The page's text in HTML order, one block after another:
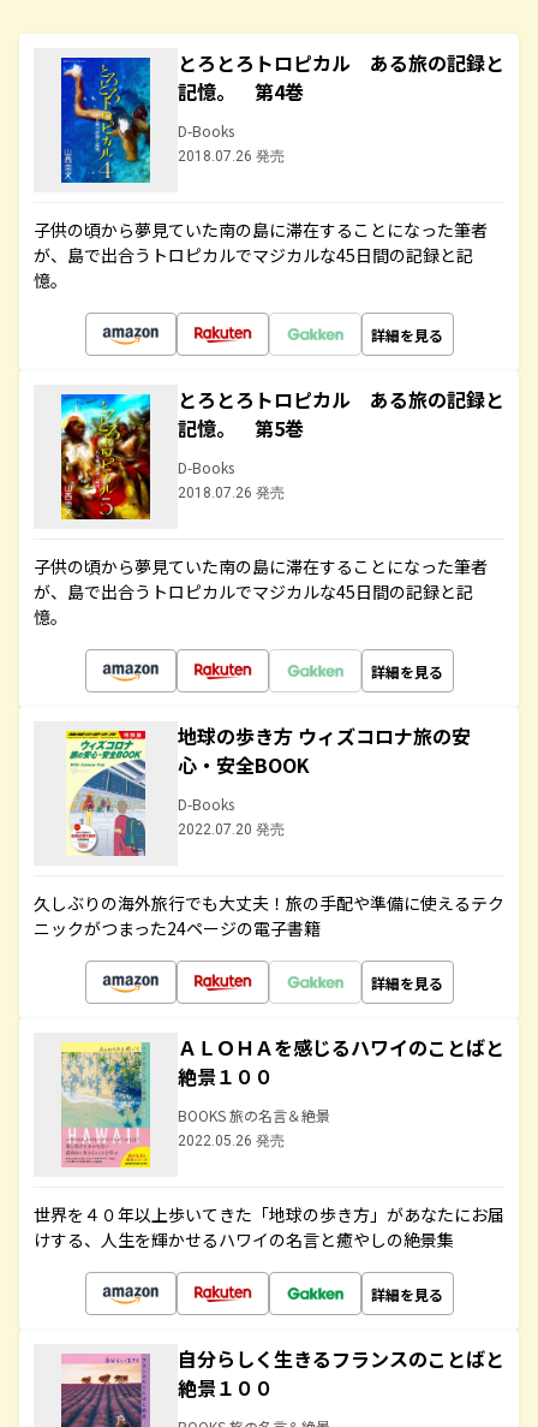
とろとろトロピカル ある旅の記録と
記憶。 第4巻
D-Books
2018.07.26 発売
子供の頃から夢見ていた南の島に滞在することになった筆者
が、島で出合うトロピカルでマジカルな45日間の記録と記
憶。
詳細を見る
とろとろトロピカル ある旅の記録と
記憶。 第5巻
D-Books
2018.07.26 発売
子供の頃から夢見ていた南の島に滞在することになった筆者
が、島で出合うトロピカルでマジカルな45日間の記録と記
憶。
詳細を見る
地球の歩き方 ウィズコロナ旅の安
心・安全BOOK
D-Books
2022.07.20 発売
久しぶりの海外旅行でも大丈夫！旅の手配や準備に使えるテク
ニックがつまった24ページの電子書籍
詳細を見る
ＡＬＯＨＡを感じるハワイのことばと
絶景１００
BOOKS 旅の名言＆絶景
2022.05.26 発売
世界を４０年以上歩いてきた「地球の歩き方」があなたにお届
けする、人生を輝かせるハワイの名言と癒やしの絶景集
詳細を見る
自分らしく生きるフランスのことばと
絶景１００